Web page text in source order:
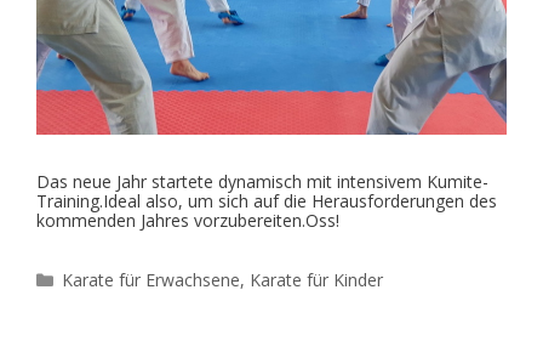
Das neue Jahr startete dynamisch mit intensivem Kumite-
Training.Ideal also, um sich auf die Herausforderungen des
kommenden Jahres vorzubereiten.Oss!
Kategorien
Karate für Erwachsene, Karate für Kinder